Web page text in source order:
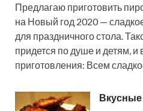
Предлагаю приготовить
на Новый год 2020 —
для праздничного стола.
придется по душе и детям,
приготовления: Всем